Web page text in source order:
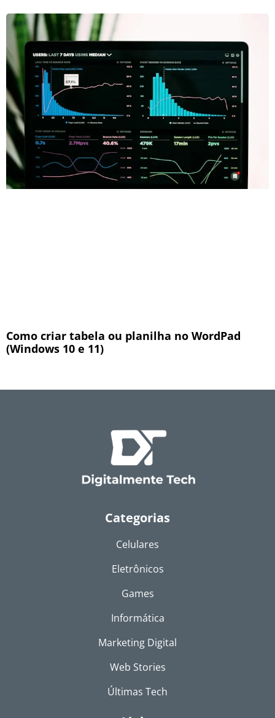
Como criar tabela ou planilha no WordPad
(Windows 10 e 11)
Categorias
Celulares
Eletrônicos
Games
Informática
Marketing Digital
Web Stories
Últimas Tech